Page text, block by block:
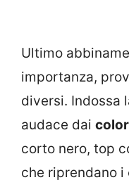
Ultimo
importanza,
diversi. Indossa
audace dai
corto nero, top
che riprendano